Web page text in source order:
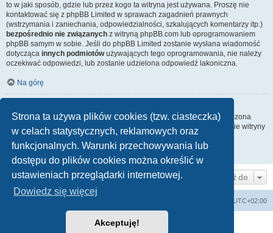
Strona ta używa plików cookies (tzw. ciasteczka)
w celach statystycznych, reklamowych oraz
funkcjonalnych. Warunki przechowywania lub
dostępu do plików cookies można określić w
ustawieniach przeglądarki internetowej.
Dowiedz się więcej
Akceptuję!
to w jaki sposób, gdzie lub przez kogo ta witryna jest używana. Proszę nie
kontaktować się z phpBB Limited w sprawach zagadnień prawnych
(wstrzymania i zaniechania, odpowiedzialności, szkalujących komentarzy itp.)
bezpośrednio nie związanych z witryną phpBB.com lub oprogramowaniem
phpBB samym w sobie. Jeśli do phpBB Limited zostanie wysłana wiadomość
dotycząca innych podmiotówużywających tego oprogramowania, nie należy
oczekiwać odpowiedzi, lub zostanie udzielona odpowiedź lakoniczna.
Na górę
Wszyscy użytkownicy witryny mogą używać – jeśli funkcja ta jest włączona
przez administratora witryny – formularza „Kontakt z nami”. Członkowie witryny
mogą także używać odnośnika „Zespół administracyjny”.
Na górę
Przejdź do
UTC+02:00
Technologię dostarczaphpBB® Forum Software © phpBB Limited